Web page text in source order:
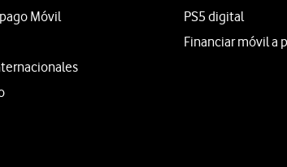
Móvil
PS5 digital
Financiar móvil a